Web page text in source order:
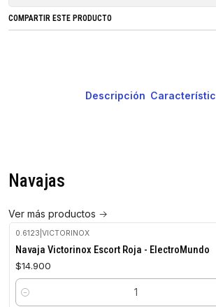
COMPARTIR ESTE PRODUCTO
Descripción
Navajas
Ver más productos
0.6123 VICTORINOX
Navaja Victorinox Escort Roja - ElectroMundo
$14.900
Cantidad